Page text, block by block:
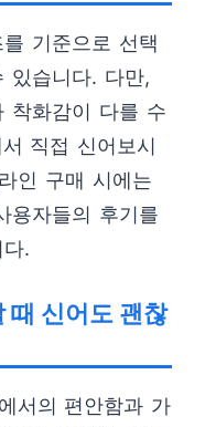
기준으로 선택
있습니다. 다만,
착화감이 다를 수
직접 신어보시
인 구매 시에는
용자들의 후기를
.
때 신어도 괜찮
서의 편안함과 가